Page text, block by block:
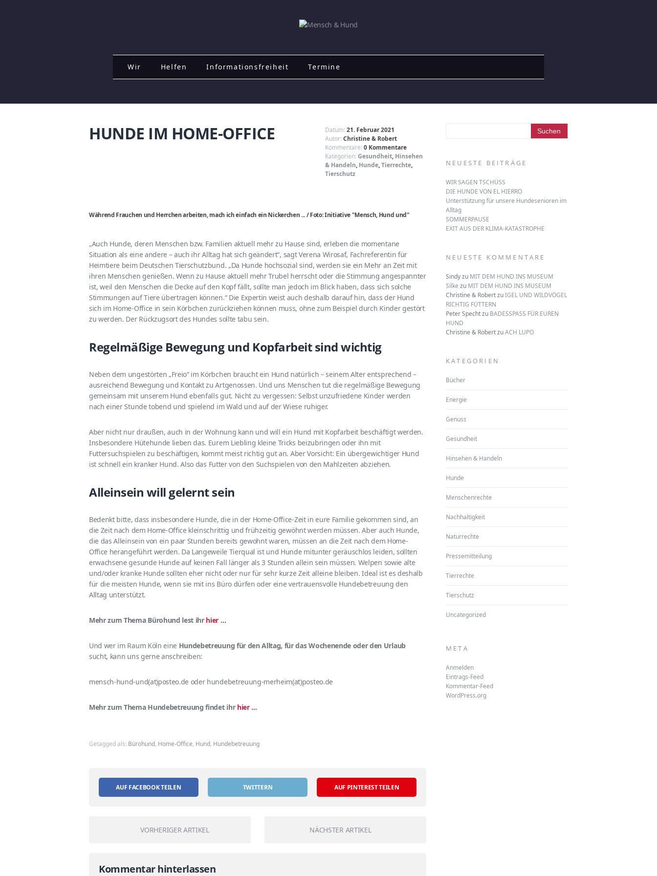
Wir Helfen Informationsfreiheit Termine
HUNDE IM HOME-OFFICE Datum: 21. Februar 2021
Autor: Christine & Robert
Kommentare: 0 Kommentare
Kategorien: Gesundheit, Hinsehen
& Handeln, Hunde,Tierrechte,
Tierschutz
Während Frauchen und Herrchen arbeiten, mach ich einfach ein Nickerchen ... / Foto: Initiative "Mensch, Hund und"
„Auch Hunde, deren Menschen bzw. Familien aktuell mehr zu Hause sind, erleben die momentane
Situation als eine andere – auch ihr Alltag hat sich geändert“, sagt Verena Wirosaf, Fachreferentin für
Heimtiere beim Deutschen Tierschutzbund. „Da Hunde hochsozial sind, werden sie ein Mehr an Zeit mit
ihren Menschen genießen. Wenn zu Hause aktuell mehr Trubel herrscht oder die Stimmung angespannter
ist, weil den Menschen die Decke auf den Kopf fällt, sollte man jedoch im Blick haben, dass sich solche
Stimmungen auf Tiere übertragen können.“ Die Expertin weist auch deshalb darauf hin, dass der Hund
sich im Home-Office in sein Körbchen zurückziehen können muss, ohne zum Beispiel durch Kinder gestört
zu werden. Der Rückzugsort des Hundes sollte tabu sein.
Regelmäßige Bewegung und Kopfarbeit sind wichtig
Neben dem ungestörten „Freio“ im Körbchen braucht ein Hund natürlich – seinem Alter entsprechend –
ausreichend Bewegung und Kontakt zu Artgenossen. Und uns Menschen tut die regelmäßige Bewegung
gemeinsam mit unserem Hund ebenfalls gut. Nicht zu vergessen: Selbst unzufriedene Kinder werden
nach einer Stunde tobend und spielend im Wald und auf der Wiese ruhiger.
Aber nicht nur draußen, auch in der Wohnung kann und will ein Hund mit Kopfarbeit beschäftigt werden.
Insbesondere Hütehunde lieben das. Eurem Liebling kleine Tricks beizubringen oder ihn mit
Futtersuchspielen zu beschäftigen, kommt meist richtig gut an. Aber Vorsicht: Ein übergewichtiger Hund
ist schnell ein kranker Hund. Also das Futter von den Suchspielen von den Mahlzeiten abziehen.
Alleinsein will gelernt sein
Bedenkt bitte, dass insbesondere Hunde, die in der Home-Office-Zeit in eure Familie gekommen sind, an
die Zeit nach dem Home-Office kleinschrittig und frühzeitig gewöhnt werden müssen. Aber auch Hunde,
die das Alleinsein von ein paar Stunden bereits gewohnt waren, müssen an die Zeit nach dem Home-
Office herangeführt werden. Da Langeweile Tierqual ist und Hunde mitunter geräuschlos leiden, sollten
erwachsene gesunde Hunde auf keinen Fall länger als 3 Stunden allein sein müssen. Welpen sowie alte
und/oder kranke Hunde sollten eher nicht oder nur für sehr kurze Zeit alleine bleiben. Ideal ist es deshalb
für die meisten Hunde, wenn sie mit ins Büro dürfen oder eine vertrauensvolle Hundebetreuung den
Alltag unterstützt.
Mehr zum Thema Bürohund lest ihr hier …
Und wer im Raum Köln eine Hundebetreuung für den Alltag, für das Wochenende oder den Urlaub
sucht, kann uns gerne anschreiben:
mensch-hund-und(at)posteo.de oder hundebetreuung-merheim(at)posteo.de
Mehr zum Thema Hundebetreuung findet ihr hier …
Getagged als: Bürohund, Home-Office, Hund, Hundebetreuung
AUF FACEBOOK TEILEN TWITTERN AUF PINTEREST TEILEN
VORHERIGER ARTIKEL NÄCHSTER ARTIKEL
Kommentar hinterlassen
NEUESTE BEITRÄGE
WIR SAGEN TSCHÜSS
DIE HUNDE VON EL HIERRO
Unterstützung für unsere Hundesenioren im
Alltag
SOMMERPAUSE
EXIT AUS DER KLIMA-KATASTROPHE
NEUESTE KOMMENTARE
Sindyzu MIT DEM HUND INS MUSEUM
Silke zu MIT DEM HUND INS MUSEUM
Christine & RobertzuIGEL UND WILDVÖGEL
RICHTIG FÜTTERN
Peter Spechtzu BADESSPASS FÜR EUREN
HUND
Christine & RobertzuACH LUPO
KATEGORIEN
Bücher
Energie
Genuss
Gesundheit
Hinsehen & Handeln
Hunde
Menschenrechte
Nachhaltigkeit
Naturrechte
Pressemitteilung
Tierrechte
Tierschutz
Uncategorized
META
Anmelden
Eintrags-Feed
Kommentar-Feed
WordPress.org